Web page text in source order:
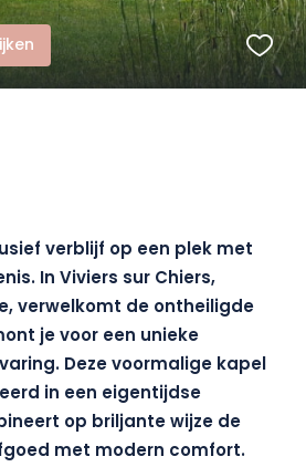
verblijf op een plek met
In Viviers sur Chiers,
verwelkomt de ontheiligde
je voor een unieke
Deze voormalige kapel
in een eigentijdse
op briljante wijze de
met modern comfort.